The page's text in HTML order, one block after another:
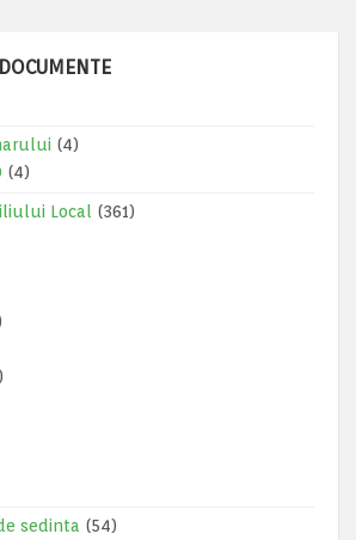
(4)
(4)
Local
(361)
sedinta (54)